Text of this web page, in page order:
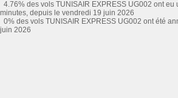
4.76% des vols TUNISAIR EXPRESS UG002 ont eu
minutes, depuis le vendredi 19 juin 2026
0% des vols TUNISAIR EXPRESS UG002 ont été
juin 2026